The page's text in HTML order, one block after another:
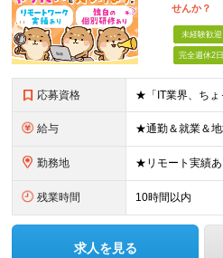
せんか？
未経験歓迎
完全週休2日
応募資格
給与
勤務地
残業時間 10時間以内
求人を見る